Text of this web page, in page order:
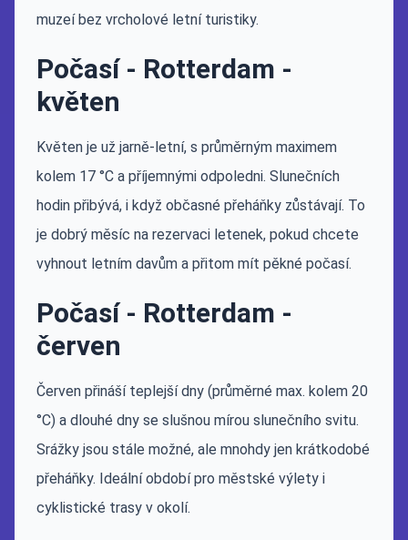
muzeí bez vrcholové letní turistiky.
Počasí - Rotterdam -
květen
Květen je už jarně-letní, s průměrným maximem
kolem 17 °C a příjemnými odpoledni. Slunečních
hodin přibývá, i když občasné přeháňky zůstávají. To
je dobrý měsíc na rezervaci letenek, pokud chcete
vyhnout letním davům a přitom mít pěkné počasí.
Počasí - Rotterdam -
červen
Červen přináší teplejší dny (průměrné max. kolem 20
°C) a dlouhé dny se slušnou mírou slunečního svitu.
Srážky jsou stále možné, ale mnohdy jen krátkodobé
přeháňky. Ideální období pro městské výlety i
cyklistické trasy v okolí.